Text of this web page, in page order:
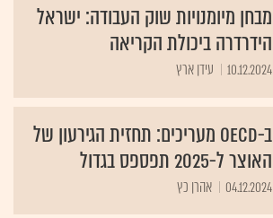
מבחן מיומנויות שוק העבודה: ישראל
הידרדרה ביכולת הקריאה
10.12.2024 עידן ארץ
ב-OECD מעריכים: תחזית הגירעון של
האוצר ל-2025 תפספס בגדול
04.12.2024 אהרן כץ